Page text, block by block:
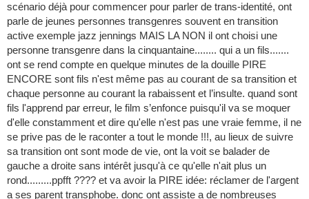
scénario déjà pour commencer pour parler de trans-identité, ont
parle de jeunes personnes transgenres souvent en transition
active exemple jazz jennings MAIS LA NON il ont choisi une
personne transgenre dans la cinquantaine........ qui a un fils.......
ont se rend compte en quelque minutes de la douille PIRE
ENCORE sont fils n'est même pas au courant de sa transition et
chaque personne au courant la rabaissent et l’insulte. quand sont
fils l'apprend par erreur, le film s’enfonce puisqu'il va se moquer
d'elle constamment et dire qu'elle n'est pas une vraie femme, il ne
se prive pas de le raconter a tout le monde !!!, au lieux de suivre
sa transition ont sont mode de vie, ont la voit se balader de
gauche a droite sans intérêt jusqu'à ce qu'elle n'ait plus un
rond.........ppfft ???? et va avoir la PIRE idée: réclamer de l'argent
a ses parent transphobe. donc ont assiste a de nombreuses